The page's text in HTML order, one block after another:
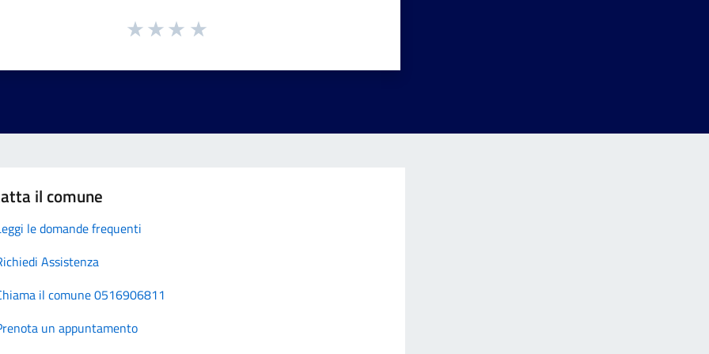
il comune
le domande frequenti
Assistenza
il comune 0516906811
un appuntamento